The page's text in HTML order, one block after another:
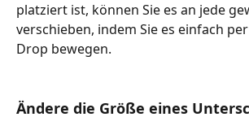
platziert ist, können Sie es an jede
verschieben, indem Sie es einfach
Drop bewegen.
Ändere die Größe eines